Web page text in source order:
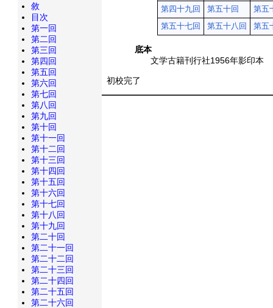
第四十九回
第五十回
第五
第五十七回
第五十八回 第五
底本
文学古籍刊行社1956年影印本
初校完了
敘
目次
第一回
第二回
第三回
第四回
第五回
第六回
第七回
第八回
第九回
第十回
第十一回
第十二回
第十三回
第十四回
第十五回
第十六回
第十七回
第十八回
第十九回
第二十回
第二十一回
第二十二回
第二十三回
第二十四回
第二十五回
第二十六回